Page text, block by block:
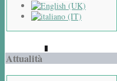
Attualità